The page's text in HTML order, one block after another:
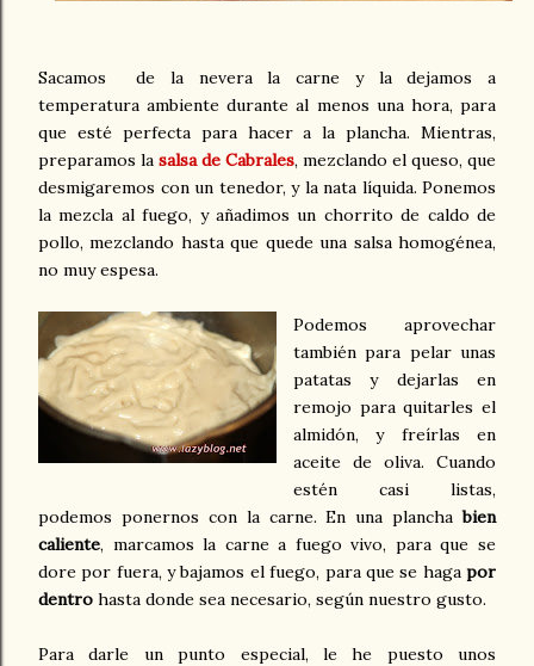
Sacamos de la nevera la carne y la dejamos a
temperatura ambiente durante al menos una hora, para
que esté perfecta para hacer a la plancha. Mientras,
preparamos la salsa de Cabrales, mezclando el queso, que
desmigaremos con un tenedor, y la nata líquida. Ponemos
la mezcla al fuego, y añadimos un chorrito de caldo de
pollo, mezclando hasta que quede una salsa homogénea,
no muy espesa.
Podemos aprovechar
también para pelar unas
patatas y dejarlas en
remojo para quitarles el
almidón, y freírlas en
aceite de oliva. Cuando
estén casi listas,
podemos ponernos con la carne. En una planchabien
caliente, marcamos la carne a fuego vivo, para que se
dore por fuera, y bajamos el fuego, para que se haga por
dentro hasta donde sea necesario, según nuestro gusto.
Para darle un punto especial, le he puesto unos